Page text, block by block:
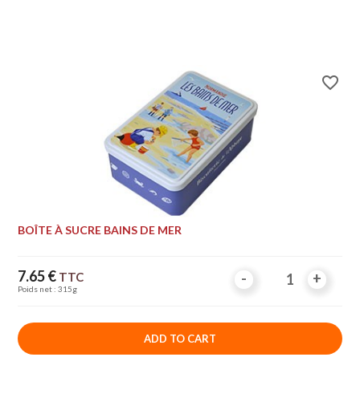
favorite_border
BOÎTE À SUCRE BAINS DE MER
Price
7.65 € TTC
Poids net : 315g
- +
- +
ADD TO CART